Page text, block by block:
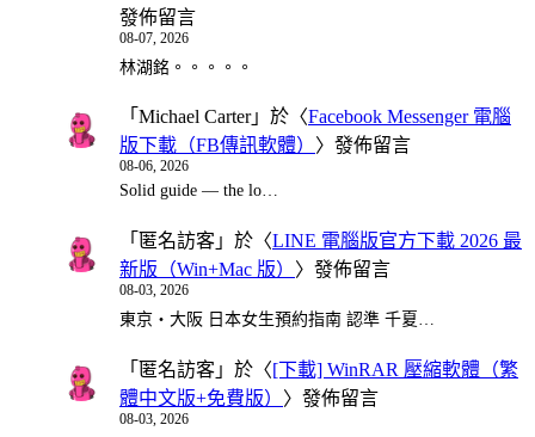
發佈留言
08-07, 2026
林湖銘。。。。。
「 Michael Carter」於〈Facebook Messenger 電腦
版下載（FB傳訊軟體） 〉發佈留言
08-06, 2026
Solid guide — the lo…
「 匿名訪客 」於〈LINE 電腦版官方下載 2026 最
新版（Win+Mac 版） 〉發佈留言
08-03, 2026
東京・大阪 日本女生預約指南 認準 千夏…
「 匿名訪客 」於〈[下載] WinRAR 壓縮軟體（繁
體中文版+免費版） 〉發佈留言
08-03, 2026